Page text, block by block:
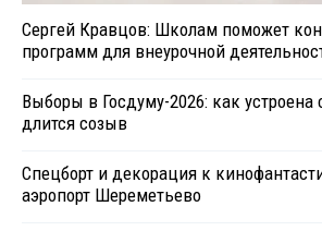
Сергей Кравцов: Школам поможет
программ для внеурочной
Выборы в Госдуму-2026: как устроена
длится созыв
Спецборт и декорация к
аэропорт Шереметьево